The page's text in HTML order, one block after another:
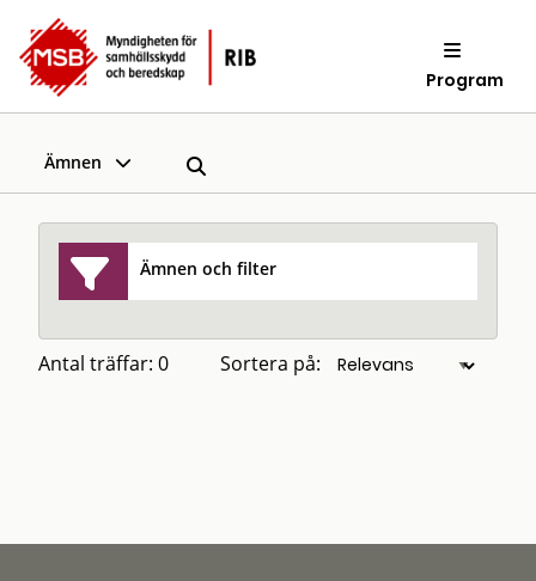
Program
Ämnen
Ämnen och filter
Antal träffar: 0 Sortera på: